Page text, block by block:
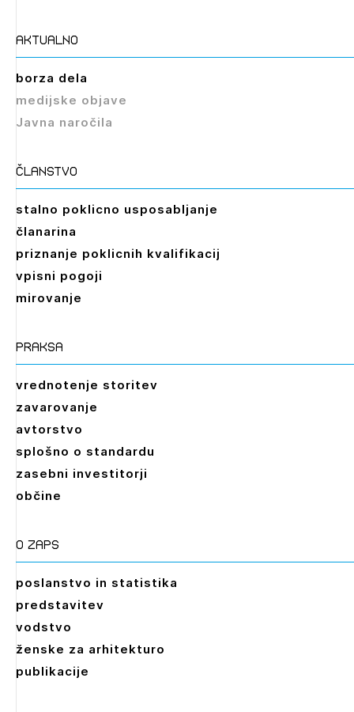
aktualno
borza dela
medijske objave
Javna naročila
članstvo
stalno poklicno usposabljanje
članarina
priznanje poklicnih kvalifikacij
vpisni pogoji
mirovanje
praksa
vrednotenje storitev
zavarovanje
avtorstvo
splošno o standardu
zasebni investitorji
občine
O zaps
poslanstvo in statistika
predstavitev
vodstvo
ženske za arhitekturo
publikacije